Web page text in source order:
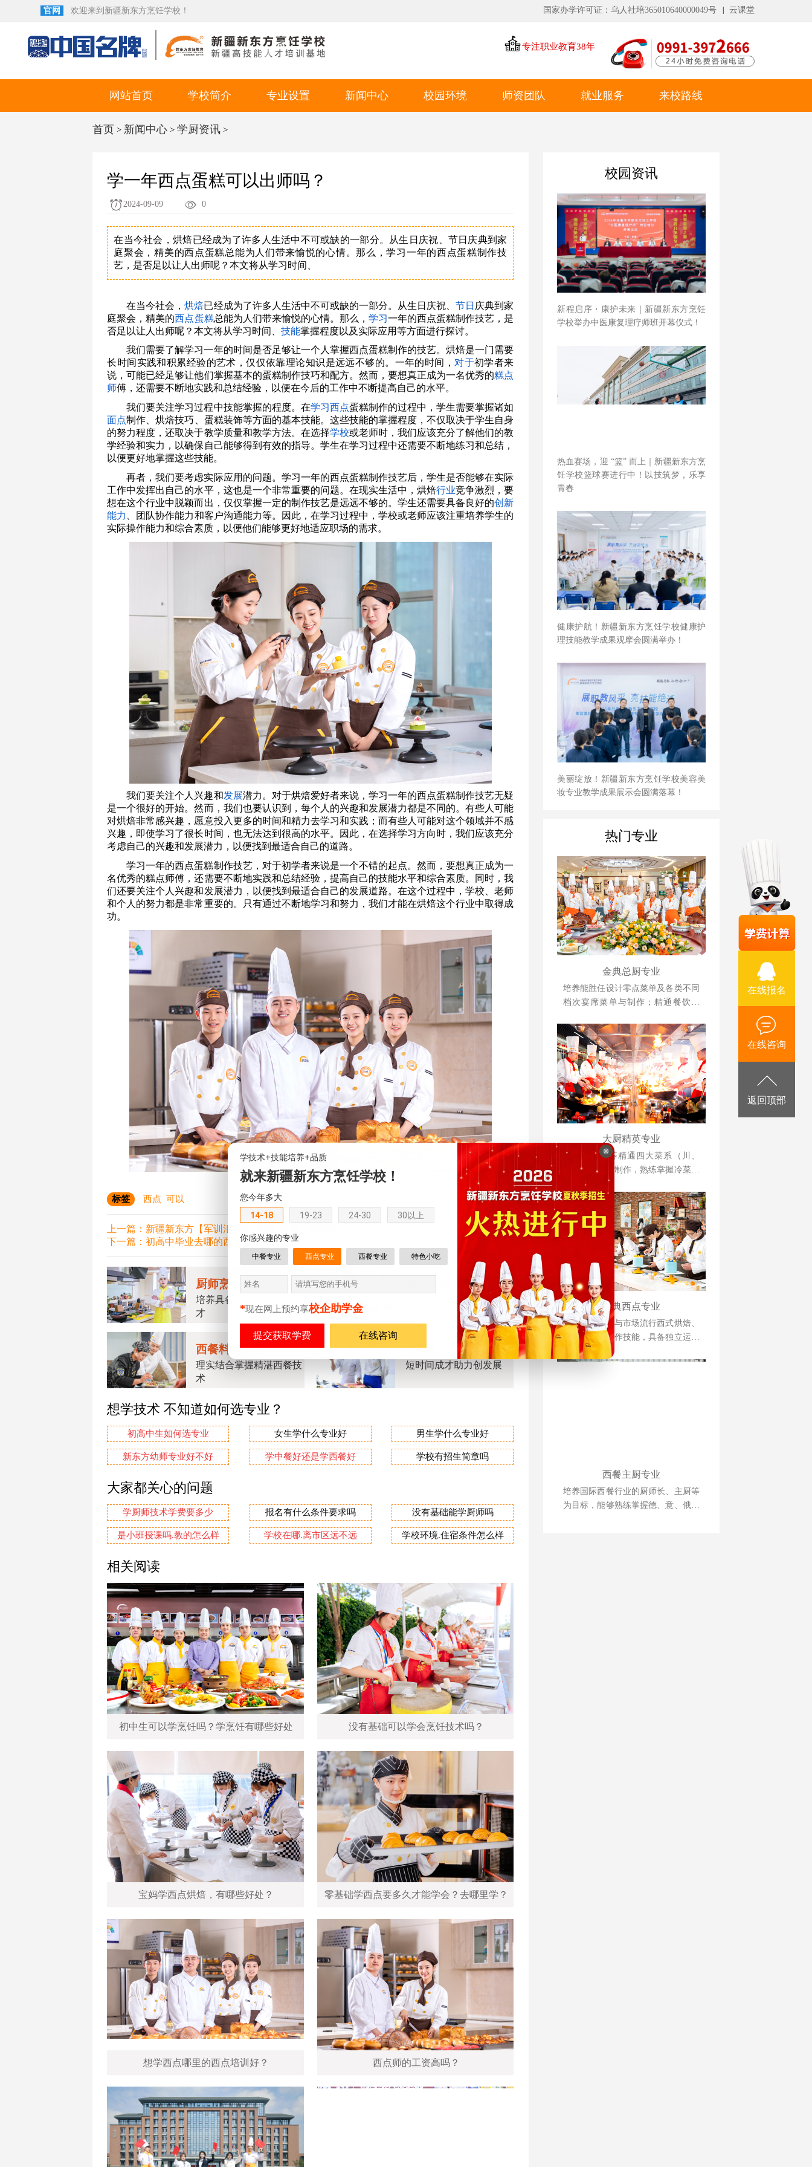
官网 欢迎来到新疆新东方烹饪学校！ 国家办学许可证：乌人社培365010640000049号 云课堂
专注职业教育38年
网站首页 学校简介 专业设置
西餐专业
新闻中心 校园环境 师资团队 就业服务 来校路线
首页 > 新闻中心> 学厨资讯>
学一年西点蛋糕可以出师吗？
2024-09-09 0
在当今社会，烘焙已经成为了许多人生活中不可或缺的一部分。从生日庆祝、节日庆典到家
庭聚会，精美的西点蛋糕总能为人们带来愉悦的心情。那么，学习一年的西点蛋糕制作技
艺，是否足以让人出师呢？本文将从学习时间、
在当今社会，烘焙已经成为了许多人生活中不可或缺的一部分。从生日庆祝、节日 庆典到家
庭聚会，精美的西点蛋糕总能为人们带来愉悦的心情。那么， 学习一年的西点蛋糕制作技艺，是
否足以让人出师呢？本文将从学习时间、技能掌握程度以及实际应用等方面进行探讨。
我们需要了解学习一年的时间是否足够让一个人掌握西点蛋糕制作的技艺。烘焙是一门需要
长时间实践和积累经验的艺术，仅仅依靠理论知识是远远不够的。一年的时间， 对于初学者来
说，可能已经足够让他们掌握基本的蛋糕制作技巧和配方。然而，要想真正成为一名优秀的糕点
师傅，还需要不断地实践和总结经验，以便在今后的工作中不断提高自己的水平。
我们要关注学习过程中技能掌握的程度。在学习西点蛋糕制作的过程中，学生需要掌握诸如
面点制作、烘焙技巧、蛋糕装饰等方面的基本技能。这些技能的掌握程度，不仅取决于学生自身
的努力程度，还取决于教学质量和教学方法。在选择学校或老师时，我们应该充分了解他们的教
学经验和实力，以确保自己能够得到有效的指导。学生在学习过程中还需要不断地练习和总结，
以便更好地掌握这些技能。
再者，我们要考虑实际应用的问题。学习一年的西点蛋糕制作技艺后，学生是否能够在实际
工作中发挥出自己的水平，这也是一个非常重要的问题。在现实生活中，烘焙行业竞争激烈，要
想在这个行业中脱颖而出，仅仅掌握一定的制作技艺是远远不够的。学生还需要具备良好的创新
能力
、团队协作能力和客户沟通能力等。因此，在学习过程中，学校或老师应该注重培养学生的
实际操作能力和综合素质，以便他们能够更好地适应职场的需求。
我们要关注个人兴趣和发展潜力。对于烘焙爱好者来说，学习一年的西点蛋糕制作技艺无疑
是一个很好的开始。然而，我们也要认识到，每个人的兴趣和发展潜力都是不同的。有些人可能
对烘焙非常感兴趣，愿意投入更多的时间和精力去学习和实践；而有些人可能对这个领域并不感
兴趣，即使学习了很长时间，也无法达到很高的水平。因此，在选择学习方向时，我们应该充分
考虑自己的兴趣和发展潜力，以便找到最适合自己的道路。
学习一年的西点蛋糕制作技艺，对于初学者来说是一个不错的起点。然而，要想真正成为一
名优秀的糕点师傅，还需要不断地实践和总结经验，提高自己的技能水平和综合素质。同时，我
们还要关注个人兴趣和发展潜力，以便找到最适合自己的发展道路。在这个过程中，学校、老师
和个人的努力都是非常重要的。只有通过不断地学习和努力，我们才能在烘焙这个行业中取得成
功。
标签 西点 可以
上一篇： 新疆新东方【军训汇演】“高燃”来袭，请检阅！
下一篇：初高中毕业去哪的西点技术培训班好？
厨师烹饪专业
培养具备烹饪技能专门人
才
西点烘焙专业
学习西点创造正宗幸福味
西餐料理专业
理实结合掌握精湛西餐技
术
短期烹饪专业
短时间成才助力创发展
想学技术 不知道如何选专业？
初高中生如何选专业 女生学什么专业好 男生学什么专业好
新东方幼师专业好不好 学中餐好还是学西餐好 学校有招生简章吗
大家都关心的问题
学厨师技术学费要多少 报名有什么条件要求吗 没有基础能学厨师吗
是小班授课吗.教的怎么样 学校在哪.离市区远不远 学校环境.住宿条件怎么样
相关阅读
初中生可以学烹饪吗？学烹饪有哪些好处 没有基础可以学会烹饪技术吗？
宝妈学西点烘焙，有哪些好处？ 零基础学西点要多久才能学会？去哪里学？
想学西点哪里的西点培训好？ 西点师的工资高吗？
校园资讯
新程启序・康护未来｜新疆新东方烹饪
学校举办中医康复理疗师班开幕仪式！
热血赛场，迎 “篮” 而上｜新疆新东方烹
饪学校篮球赛进行中！以技筑梦，乐享
青春
健康护航！新疆新东方烹饪学校健康护
理技能教学成果观摩会圆满举办！
美丽绽放！新疆新东方烹饪学校美容美
妆专业教学成果展示会圆满落幕！
热门专业
金典总厨专业
培养能胜任设计零点菜单及各类不同
档次宴席菜单与制作；精通餐饮管
创业、创新能力强的综合型人才。
大厨精英专业
本专业以培养精通四大菜系（川、
浙、粤、苏）制作，熟练掌握冷菜、
雕刻、冷拼技术，懂经营、善管理，
并具备创业能力的人才为目标。
经典西点专业
掌握各类传统与市场流行西式烘焙、
甜点制品的操作技能，具备独立运营
管理与自主创业能力的复合型人才。
西餐主厨专业
培养国际西餐行业的厨师长、主厨等
为目标，能够熟练掌握德、意、俄等
学技术+技能培养+品质
就来新疆新东方烹饪学校！
您今年多大
14-18
19-23 24-30 30以上
你感兴趣的专业
中餐专业 西点专业 西餐专业 特色小吃
*现在网上预约享校企助学金
在线咨询
在线报名
在线咨询
返回顶部